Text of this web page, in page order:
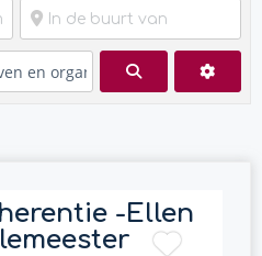
-Ellen